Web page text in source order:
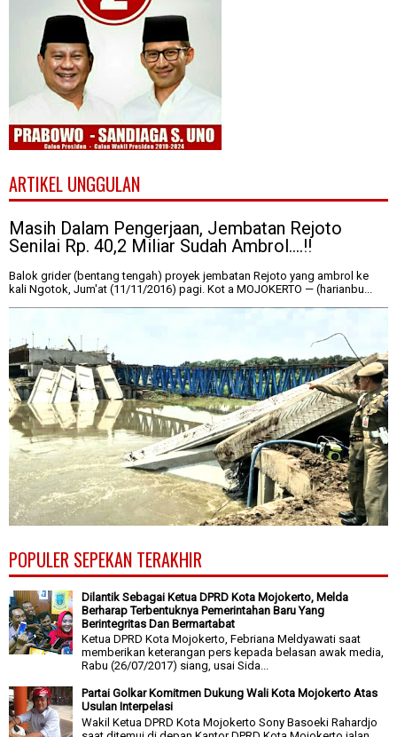
ARTIKEL UNGGULAN
Masih Dalam Pengerjaan, Jembatan Rejoto
Senilai Rp. 40,2 Miliar Sudah Ambrol....!!
Balok grider (bentang tengah) proyek jembatan Rejoto yang ambrol ke
kali Ngotok, Jum'at (11/11/2016) pagi. Kot a MOJOKERTO — (harianbu...
POPULER SEPEKAN TERAKHIR
Dilantik Sebagai Ketua DPRD Kota Mojokerto, Melda
Berharap Terbentuknya Pemerintahan Baru Yang
Berintegritas Dan Bermartabat
Ketua DPRD Kota Mojokerto, Febriana Meldyawati saat
memberikan keterangan pers kepada belasan awak media,
Rabu (26/07/2017) siang, usai Sida...
Partai Golkar Komitmen Dukung Wali Kota Mojokerto Atas
Usulan Interpelasi
Wakil Ketua DPRD Kota Mojokerto Sony Basoeki Rahardjo